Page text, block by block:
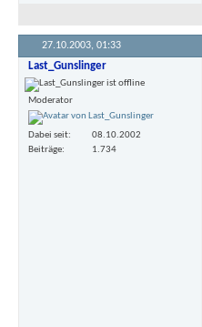
27.10.2003, 01:33
Last_Gunslinger
Moderator
Dabei seit
08.10.2002
Beiträge
1.734